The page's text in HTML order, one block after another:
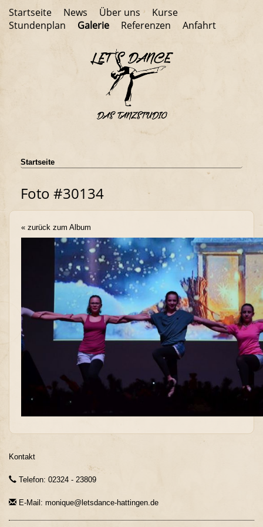
Startseite News Über uns
Kurse
Stundenplan
Galerie Referenzen Anfahrt
Startseite
Foto #30134
« zurück zum Album
Kontakt
Telefon: 02324 - 23809
E-Mail: monique@letsdance-hattingen.de